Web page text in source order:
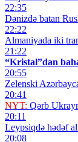
22:35
Dənizdə batan
22:22
Almaniyada iki
21:22
“Kristal”dan
20:55
Zelenski
20:41
NYT: Qərb
20:11
Leypsiqdə hədəf
20:08